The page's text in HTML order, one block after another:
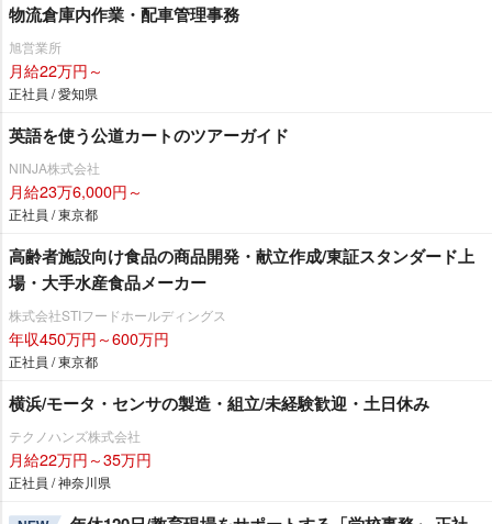
物流倉庫内作業・配車管理事務
旭営業所
月給22万円～
正社員 / 愛知県
英語を使う公道カートのツアーガイド
NINJA株式会社
月給23万6,000円～
正社員 / 東京都
高齢者施設向け食品の商品開発・献立作成/東証スタンダード上
場・大手水産食品メーカー
株式会社STIフードホールディングス
年収450万円～600万円
正社員 / 東京都
横浜/モータ・センサの製造・組立/未経験歓迎・土日休み
テクノハンズ株式会社
月給22万円～35万円
正社員 / 神奈川県